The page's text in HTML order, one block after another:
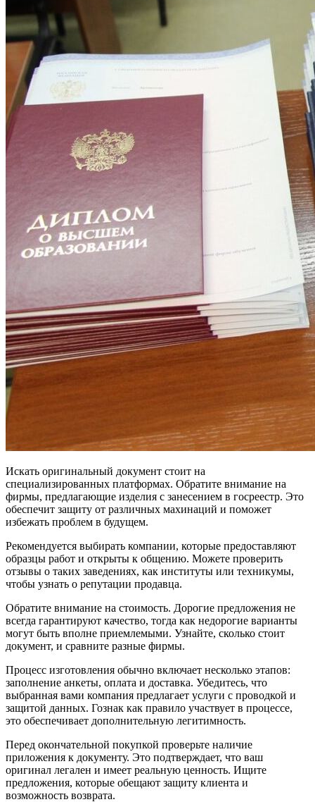
Искать оригинальный документ стоит на
специализированных платформах. Обратите внимание на
фирмы, предлагающие изделия с занесением в госреестр. Это
обеспечит защиту от различных махинаций и поможет
избежать проблем в будущем.
Рекомендуется выбирать компании, которые предоставляют
образцы работ и открыты к общению. Можете проверить
отзывы о таких заведениях, как институты или техникумы,
чтобы узнать о репутации продавца.
Обратите внимание на стоимость. Дорогие предложения не
всегда гарантируют качество, тогда как недорогие варианты
могут быть вполне приемлемыми. Узнайте, сколько стоит
документ, и сравните разные фирмы.
Процесс изготовления обычно включает несколько этапов:
заполнение анкеты, оплата и доставка. Убедитесь, что
выбранная вами компания предлагает услуги с проводкой и
защитой данных. Гознак как правило участвует в процессе,
это обеспечивает дополнительную легитимность.
Перед окончательной покупкой проверьте наличие
приложения к документу. Это подтверждает, что ваш
оригинал легален и имеет реальную ценность. Ищите
предложения, которые обещают защиту клиента и
возможность возврата.